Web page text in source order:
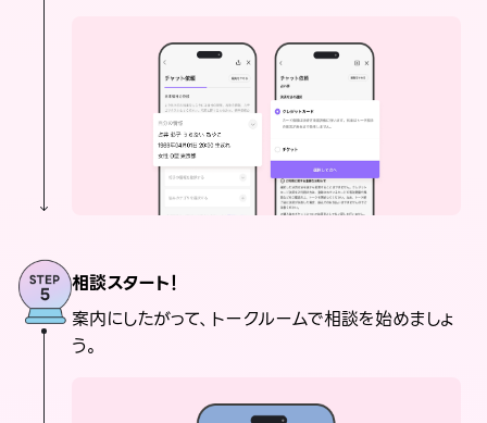
相談スタート！
案内にしたがって、トークルームで相談を始めましょ
う。